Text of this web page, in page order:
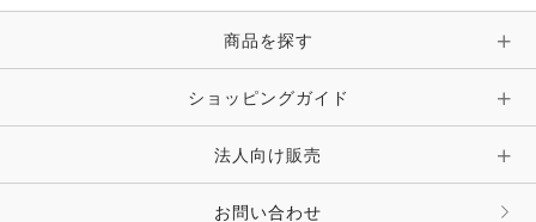
時計・財布・キーケース・革小物
キーホルダー・チャーム・ストラップ
その他 ファッション雑貨
ピン・ブローチ・コサージュ
その他 アクセサリー
商品を探す
ショッピングガイド
法人向け販売
お問い合わせ